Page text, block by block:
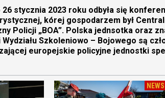
26 stycznia 2023 roku odbyła się
kórej gospodarzem był
Policji „BOA”. Polska jednsotka oraz
Szkoleniowo – Bojowego są
europejskie policyjne jednostki
NEWS